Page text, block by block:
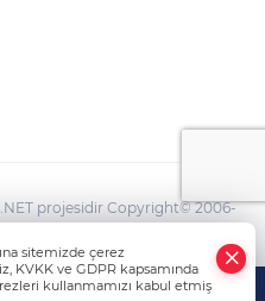
projesidir Copyright© 2006-
sitemizde çerez
KVKK ve GDPR kapsamında
kullanmamızı kabul etmiş